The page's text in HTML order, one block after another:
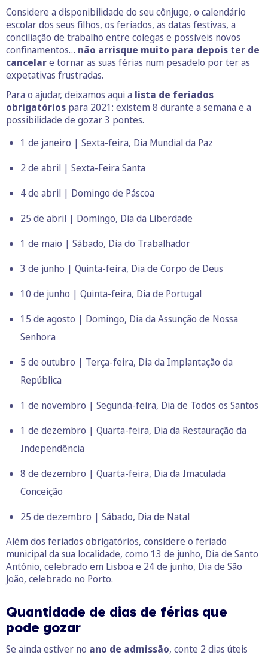
Considere a disponibilidade do seu cônjuge, o calendário
escolar dos seus filhos, os feriados, as datas festivas, a
conciliação de trabalho entre colegas e possíveis novos
confinamentos… não arrisque muito para depois ter de
cancelare tornar as suas férias num pesadelo por ter as
expetativas frustradas.
Para o ajudar, deixamos aqui a lista de feriados
obrigatórios para 2021: existem 8 durante a semana e a
possibilidade de gozar 3 pontes.
1 de janeiro | Sexta-feira, Dia Mundial da Paz
2 de abril | Sexta-Feira Santa
4 de abril | Domingo de Páscoa
25 de abril | Domingo, Dia da Liberdade
1 de maio | Sábado, Dia do Trabalhador
3 de junho | Quinta-feira, Dia de Corpo de Deus
10 de junho | Quinta-feira, Dia de Portugal
15 de agosto | Domingo, Dia da Assunção de Nossa
Senhora
5 de outubro | Terça-feira, Dia da Implantação da
República
1 de novembro | Segunda-feira, Dia de Todos os Santos
1 de dezembro | Quarta-feira, Dia da Restauração da
Independência
8 de dezembro | Quarta-feira, Dia da Imaculada
Conceição
25 de dezembro | Sábado, Dia de Natal
Além dos feriados obrigatórios, considere o feriado
municipal da sua localidade, como 13 de junho, Dia de Santo
António, celebrado em Lisboa e 24 de junho, Dia de São
João, celebrado no Porto.
Quantidade de dias de férias que
pode gozar
Se ainda estiver no ano de admissão, conte 2 dias úteis